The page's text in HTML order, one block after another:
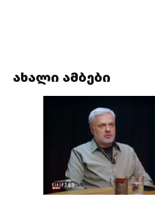
ახალი ამბები